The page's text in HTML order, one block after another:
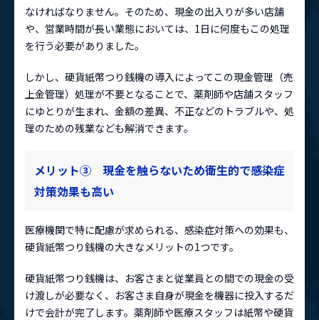
なければなりません。そのため、現金の出入りが多い店舗
や、営業時間が長い業態においては、1日に何度もこの処理
を行う必要がありました。
しかし、硬貨紙幣つり銭機の導入によってこの現金管理（売
上金管理）処理が不要となることで、薬剤師や店舗スタッフ
にゆとりが生まれ、金額の差異、不正などのトラブルや、処
理のための残業なども解消できます。
メリット③ 現金を触らないため衛生的で感染症
対策効果も高い
医療機関で特に配慮が求められる、感染症対策への効果も、
硬貨紙幣つり銭機の大きなメリットの1つです。
硬貨紙幣つり銭機は、お客さまと従業員との間での現金の受
け渡しが必要なく、お客さま自身が現金を機器に投入するだ
けで会計が完了します。薬剤師や医療スタッフは紙幣や硬貨